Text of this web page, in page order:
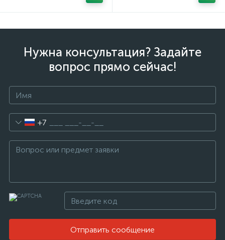
Нужна консультация? Задайте
вопрос прямо сейчас!
+7
Отправить сообщение